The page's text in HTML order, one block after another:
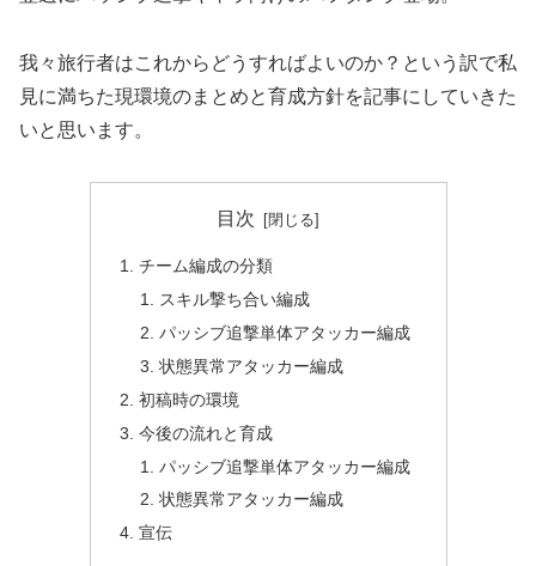
我々旅行者はこれからどうすればよいのか？という訳で私
見に満ちた現環境のまとめと育成方針を記事にしていきた
いと思います。
目次
チーム編成の分類
スキル撃ち合い編成
パッシブ追撃単体アタッカー編成
状態異常アタッカー編成
初稿時の環境
今後の流れと育成
パッシブ追撃単体アタッカー編成
状態異常アタッカー編成
宣伝